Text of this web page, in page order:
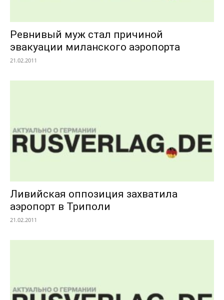
Ревнивый муж стал причиной
эвакуации миланского аэропорта
21.02.2011
Ливийская оппозиция захватила
аэропорт в Триполи
21.02.2011